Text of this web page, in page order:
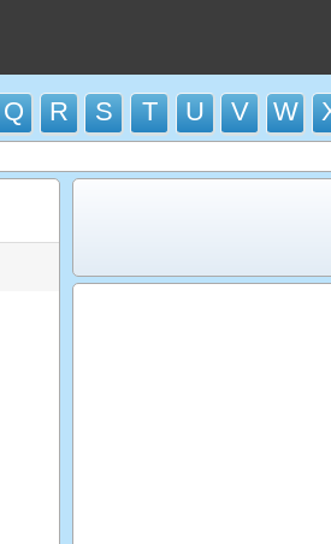
Q R S T U V W